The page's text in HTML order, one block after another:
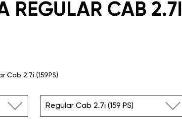
REGULAR CAB 2.7I
Cab 2.7i (159PS)
Regular Cab 2.7i (159 PS)